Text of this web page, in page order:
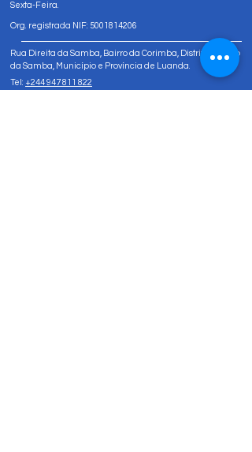
Sexta-Feira.
Org. registrada NIF: 5001814206
Rua Direita da Samba, Bairro da Corimba, Distrito Urbano
da Samba, Município e Província de Luanda.
Tel: +244 947 811 822